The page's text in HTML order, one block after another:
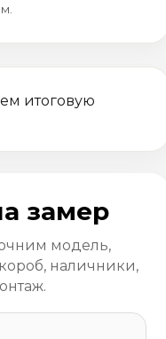
итоговую
замер
модель,
наличники,